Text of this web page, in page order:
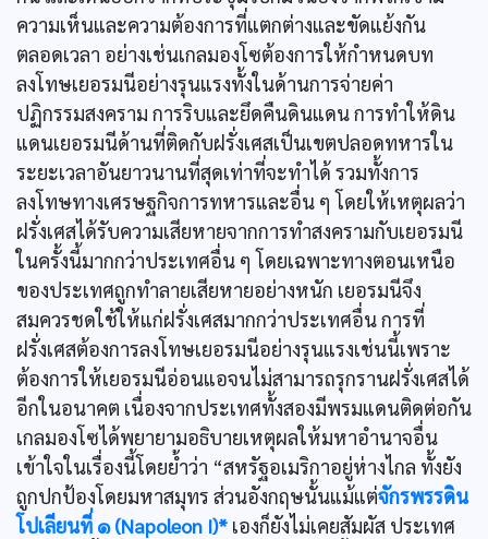
ความเห็นและความต้องการที่แตกต่างและขัดแย้งกัน
ตลอดเวลา อย่างเช่นเกลมองโซต้องการให้กำหนดบท
ลงโทษเยอรมนีอย่างรุนแรงทั้งในด้านการจ่ายค่า
ปฏิกรรมสงคราม การริบและยึดคืนดินแดน การทำให้ดิน
แดนเยอรมนีด้านที่ติดกับฝรั่งเศสเป็นเขตปลอดทหารใน
ระยะเวลาอันยาวนานที่สุดเท่าที่จะทำได้ รวมทั้งการ
ลงโทษทางเศรษฐกิจการทหารและอื่น ๆ โดยให้เหตุผลว่า
ฝรั่งเศสได้รับความเสียหายจากการทำสงครามกับเยอรมนี
ในครั้งนี้มากกว่าประเทศอื่น ๆ โดยเฉพาะทางตอนเหนือ
ของประเทศถูกทำลายเสียหายอย่างหนัก เยอรมนีจึง
สมควรชดใช้ให้แก่ฝรั่งเศสมากกว่าประเทศอื่น การที่
ฝรั่งเศสต้องการลงโทษเยอรมนีอย่างรุนแรงเช่นนี้เพราะ
ต้องการให้เยอรมนีอ่อนแอจนไม่สามารถรุกรานฝรั่งเศสได้
อีกในอนาคต เนื่องจากประเทศทั้งสองมีพรมแดนติดต่อกัน
เกลมองโซได้พยายามอธิบายเหตุผลให้มหาอำนาจอื่น
เข้าใจในเรื่องนี้โดยย้ำว่า “สหรัฐอเมริกาอยู่ห่างไกล ทั้งยัง
ถูกปกป้องโดยมหาสมุทร ส่วนอังกฤษนั้นแม้แต่จักรพรรดิน
โปเลียนที่ ๑ (Napoleon I)* เองก็ยังไม่เคยสัมผัส ประเทศ